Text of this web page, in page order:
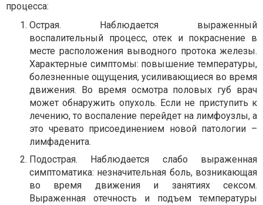
процесса:
Острая. Наблюдается выраженный
воспалительный процесс, отек и покраснение в
месте расположения выводного протока железы.
Характерные симптомы: повышение температуры,
болезненные ощущения, усиливающиеся во время
движения. Во время осмотра половых губ врач
может обнаружить опухоль. Если не приступить к
лечению, то воспаление перейдет на лимфоузлы, а
это чревато присоединением новой патологии –
лимфаденита.
Подострая. Наблюдается слабо выраженная
симптоматика: незначительная боль, возникающая
во время движения и занятиях сексом.
Выраженная отечность и подъем температуры